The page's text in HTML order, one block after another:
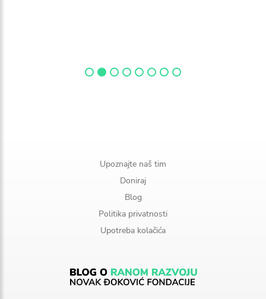
Upoznajte naš tim
Doniraj
Blog
Politika privatnosti
Upotreba kolačića